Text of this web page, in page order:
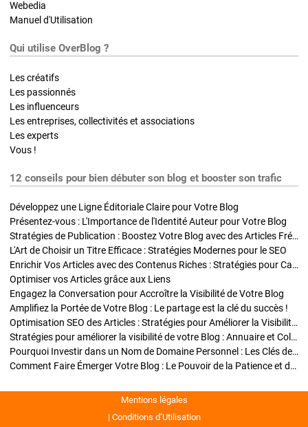
Webedia
Manuel d'Utilisation
Qui utilise OverBlog ?
Les créatifs
Les passionnés
Les influenceurs
Les entreprises, collectivités et associations
Les experts
Vous !
12 conseils pour bien débuter son blog et booster son trafic
Développez une Ligne Éditoriale Claire pour Votre Blog
Présentez-vous : L'Importance de l'Identité Auteur pour Votre Blog
Stratégies de Publication : Boostez Votre Blog avec des Articles Fréquents et Exclusifs
L'Art de Choisir un Titre Efficace : Stratégies Modernes pour le SEO
Enrichir Vos Articles avec des Contenus Riches : Stratégies pour Captiver et Optimiser
Optimiser vos Articles grâce aux Liens
Engagez la Conversation pour Accroître la Visibilité de Votre Blog
Amplifiez la Portée de Votre Blog : Le partage est la clé du succès !
Optimisation SEO des Articles : Stratégies pour Améliorer la Visibilité de Votre Blog
Stratégies pour améliorer la visibilité de votre Blog : Annuaire et Collaborations
Pourquoi Investir dans un Nom de Domaine Personnel : Les Clés de la Réussite de Votre Blog
Comment Faire Émerger Votre Blog : Le Pouvoir de la Patience et de la Persévérance
Mentions légales
Conditions d’Utilisation